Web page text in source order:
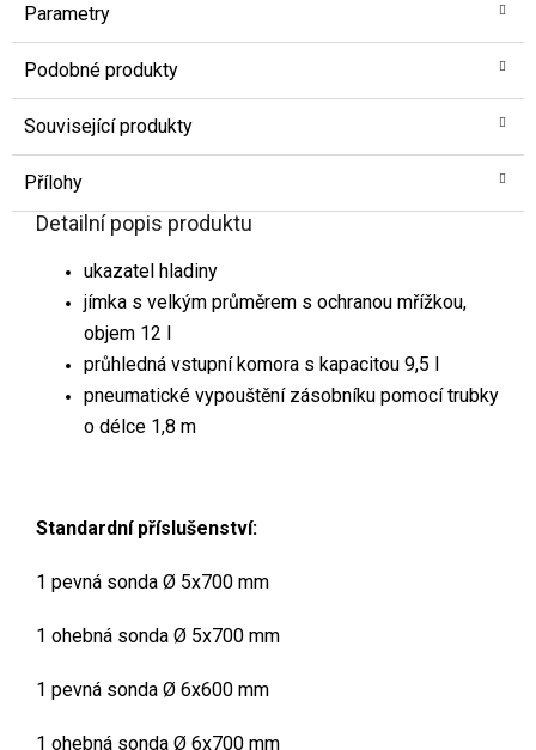
Parametry
Podobné produkty
Související produkty
Přílohy
Detailní popis produktu
ukazatel hladiny
jímka s velkým průměrem s ochranou mřížkou,
objem 12 l
průhledná vstupní komora s kapacitou 9,5 l
pneumatické vypouštění zásobníku pomocí trubky
o délce 1,8 m
Standardní příslušenství:
1 pevná sonda Ø 5x700 mm
1 ohebná sonda Ø 5x700 mm
1 pevná sonda Ø 6x600 mm
1 ohebná sonda Ø 6x700 mm